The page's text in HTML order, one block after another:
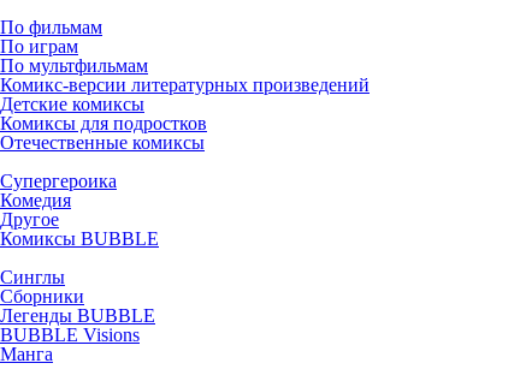
По фильмам
По играм
По мультфильмам
Комикс-версии литературных произведений
Детские комиксы
Комиксы для подростков
Отечественные комиксы
Супергероика
Комедия
Другое
Комиксы BUBBLE
Синглы
Сборники
Легенды BUBBLE
BUBBLE Visions
Манга